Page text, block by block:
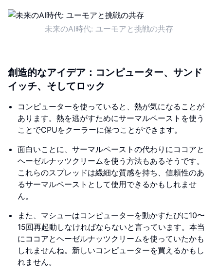
未来のAI時代: ユーモアと挑戦の共存
創造的なアイデア：コンピューター、サンド
イッチ、そしてロック
コンピューターを使っていると、熱が気になることが
あります。熱を逃がすためにサーマルペーストを使う
ことでCPUをクーラーに保つことができます。
面白いことに、サーマルペーストの代わりにココアと
ヘーゼルナッツクリームを使う方法もあるそうです。
これらのスプレッドは繊細な質感を持ち、信頼性のあ
るサーマルペーストとして使用できるかもしれませ
ん。
また、マシューはコンピューターを動かすたびに10〜
15回再起動しなければならないと言っています。本当
にココアとヘーゼルナッツクリームを使っていたかも
しれませんね。新しいコンピューターを買えるかもし
れません。